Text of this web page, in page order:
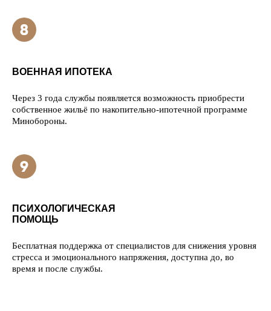
ВОЕННАЯ ИПОТЕКА
Через 3 года службы появляется возможность приобрести
собственное жильё по накопительно-ипотечной программе
Минобороны.
ПСИХОЛОГИЧЕСКАЯ
ПОМОЩЬ
Бесплатная поддержка от специалистов для снижения уровня
стресса и эмоционального напряжения, доступна до, во
время и после службы.